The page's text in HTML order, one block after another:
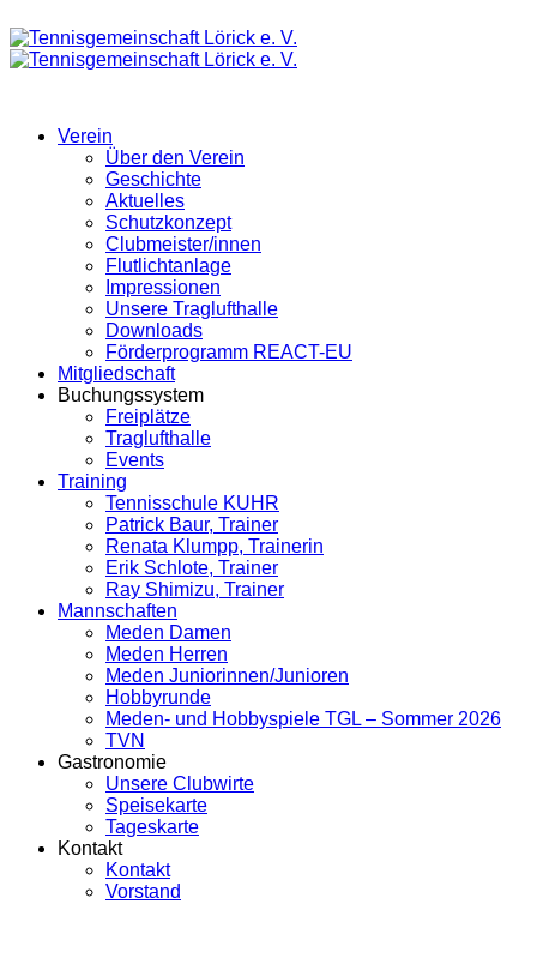
Verein
Über den Verein
Geschichte
Aktuelles
Schutzkonzept
Clubmeister/innen
Flutlichtanlage
Impressionen
Unsere Traglufthalle
Downloads
Förderprogramm REACT-EU
Mitgliedschaft
Buchungssystem
Freiplätze
Traglufthalle
Events
Training
Tennisschule KUHR
Patrick Baur, Trainer
Renata Klumpp, Trainerin
Erik Schlote, Trainer
Ray Shimizu, Trainer
Mannschaften
Meden Damen
Meden Herren
Meden Juniorinnen/Junioren
Hobbyrunde
Meden- und Hobbyspiele TGL – Sommer 2026
TVN
Gastronomie
Unsere Clubwirte
Speisekarte
Tageskarte
Kontakt
Kontakt
Vorstand